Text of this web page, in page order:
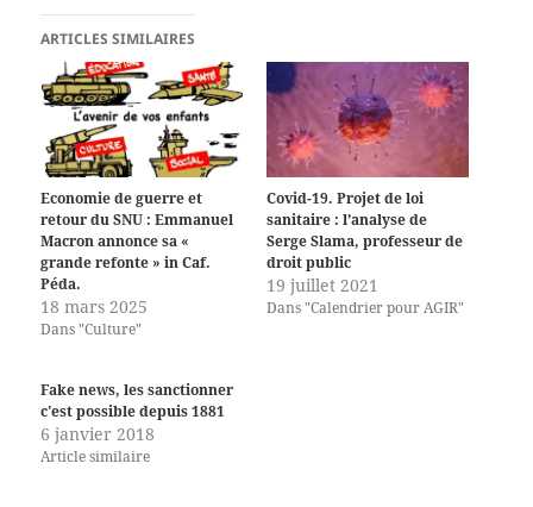
ARTICLES SIMILAIRES
Economie de guerre et
retour du SNU : Emmanuel
Macron annonce sa «
grande refonte » in Caf.
Péda.
18 mars 2025
Dans "Culture"
Covid-19. Projet de loi
sanitaire : l’analyse de
Serge Slama, professeur de
droit public
19 juillet 2021
Dans "Calendrier pour AGIR"
Fake news, les sanctionner
c'est possible depuis 1881
6 janvier 2018
Article similaire